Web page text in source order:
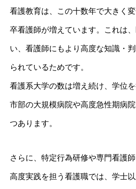
看護教育は、この十数年で大きく
卒看護師が増えています。これは
い、看護師にもより高度な知識・
られているためです。
看護系大学の数は増え続け、学位
市部の大規模病院や高度急性期病
つあります。
さらに、特定行為研修や専門看護
高度実践を担う看護職では、学士